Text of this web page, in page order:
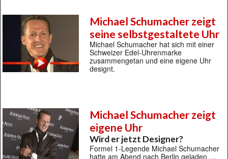
Michael Schumacher zeigt
seine selbstgestaltete Uhr
Michael Schumacher hat sich mit einer
Schweizer Edel-Uhrenmarke
zusammengetan und eine eigene Uhr
designt.
Michael Schumacher zeigt
eigene Uhr
Wird er jetzt Designer?
Formel 1-Legende Michael Schumacher
hatte am Abend nach Berlin geladen …